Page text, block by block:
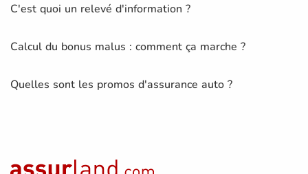
C'est quoi un relevé d'information ?
Calcul du bonus malus : comment ça marche ?
Quelles sont les promos d'assurance auto ?